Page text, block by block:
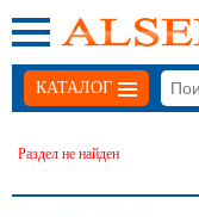
КАТАЛОГ
Раздел не найден